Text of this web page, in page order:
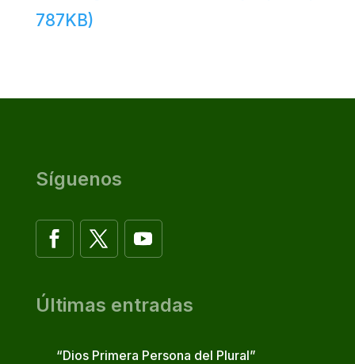
787KB)
Síguenos
Últimas entradas
“Dios Primera Persona del Plural”